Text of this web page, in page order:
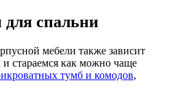
спальни
мебели также зависит
стараемся как можно чаще
тумб и комодов,